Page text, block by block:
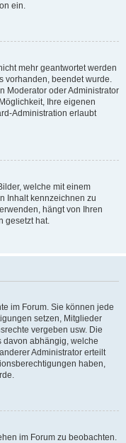
ein.
mehr geantwortet werden
vorhanden, beendet wurde.
Moderator oder Administrator
Ihre eigenen
Administration erlaubt
welche mit einem
Inhalt kennzeichnen zu
hängt von Ihren
gesetzt hat.
im Forum. Sie können jede
setzen, Mitglieder
vergeben usw. Die
davon abhängig, welche
Administrator erteilt
haben,
im Forum zu beobachten.